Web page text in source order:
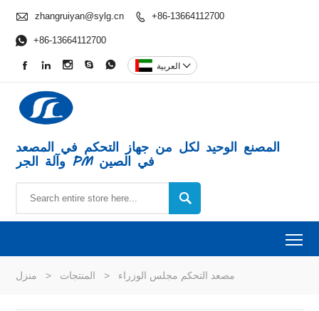
 zhangruiyan@sylg.cn  +86-13664112700
 +86-13664112700
     العربية 
المصنع الوحيد لكل من جهاز التحكم في المصعد
وآلة الجر PM في الصين

منزل > المنتجات > مصعد التحكم مجلس الوزراء